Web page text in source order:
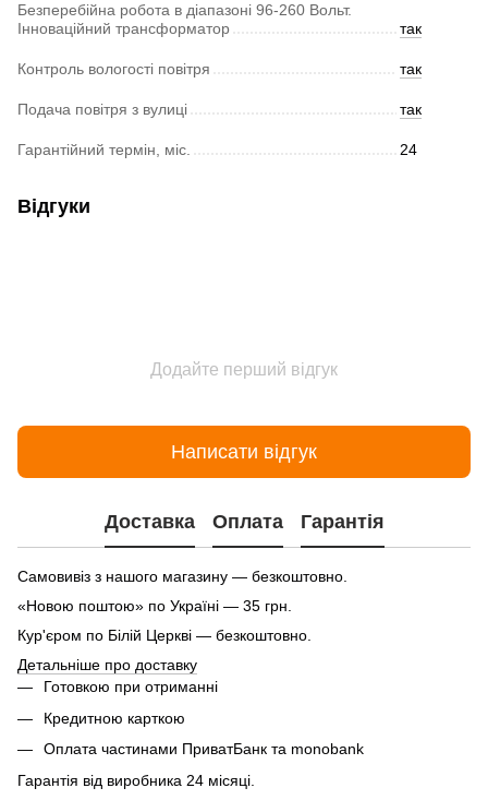
Безперебійна робота в діапазоні 96-260 Вольт.
Інноваційний трансформатор
так
Контроль вологості повітря так
Подача повітря з вулиці так
Гарантійний термін, міс. 24
Відгуки
Додайте перший відгук
Написати відгук
Доставка Оплата Гарантія
Самовивіз з нашого магазину — безкоштовно.
«Новою поштою» по Україні — 35 грн.
Кур'єром по Білій Церкві — безкоштовно.
Детальніше про доставку
Готовкою при отриманні
Кредитною карткою
Оплата частинами ПриватБанк та monobank
Гарантія від виробника 24 місяці.